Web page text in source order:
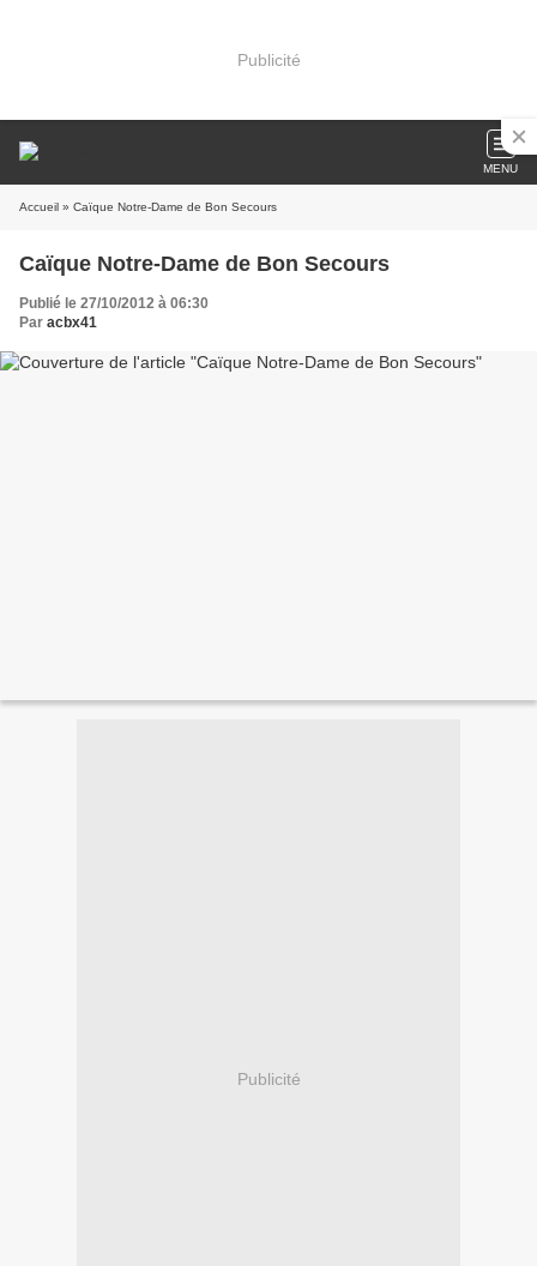
Publicité
MENU
Accueil » Caïque Notre-Dame de Bon Secours
Caïque Notre-Dame de Bon Secours
Publié le 27/10/2012 à 06:30
Par acbx41
Publicité